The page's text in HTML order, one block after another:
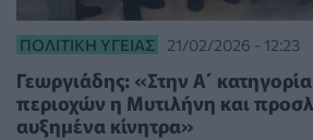
ΠΟΛΙΤΙΚΉ ΥΓΕΊΑΣ 21/02/2026 - 12:23
Γεωργιάδης: «Στην Α΄
περιοχών η Μυτιλήνη και
αυξημένα κίνητρα»